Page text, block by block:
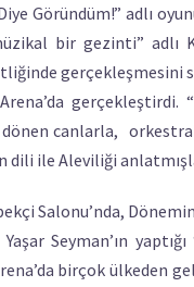
Göründüm!” adlı
bir gezinti” adlı
gerçekleşmesini
gerçekleştirdi.
dönen canlarla,
dili ile Aleviliği
Salonu’nda,
Seyman’ın yaptığı
birçok ülkeden